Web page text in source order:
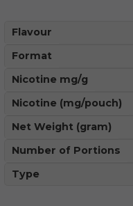
Flavour
Format
Nicotine mg/g
Nicotine (mg/pouch)
Net Weight (gram)
Number of Portions
Type